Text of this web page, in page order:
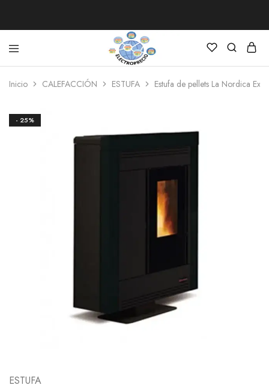
Electroprecio
Inicio CALEFACCIÓN ESTUFA Estufa de pellets La Nordica
- 25%
ESTUFA